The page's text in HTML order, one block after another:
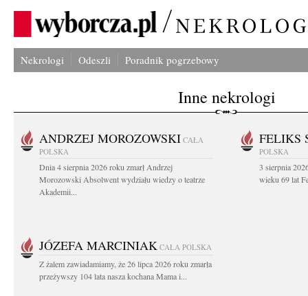
Nekrologi Odeszli Poradnik pogrzebowy
Inne nekrologi
ANDRZEJ MOROZOWSKI CAŁA
POLSKA
Dnia 4 sierpnia 2026 roku zmarł Andrzej
Morozowski Absolwent wydziału wiedzy o teatrze
Akademii...
FELIKS
POLSKA
3 sierpnia
wieku 69 lat
JÓZEFA MARCINIAK CAŁA POLSKA
Z żalem zawiadamiamy, że 26 lipca 2026 roku zmarła
przeżywszy 104 lata nasza kochana Mama i...